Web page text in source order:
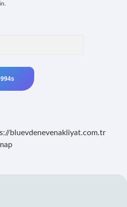
bluevdenevenakliyat.com.tr